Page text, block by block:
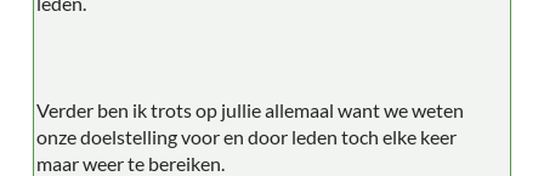
Verder ben ik trots op jullie allemaal want we weten
onze doelstelling voor en door leden toch elke keer
maar weer te bereiken.